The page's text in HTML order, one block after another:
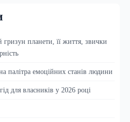
планети, її життя, звички
палітра емоційних станів людини
для власників у 2026 році